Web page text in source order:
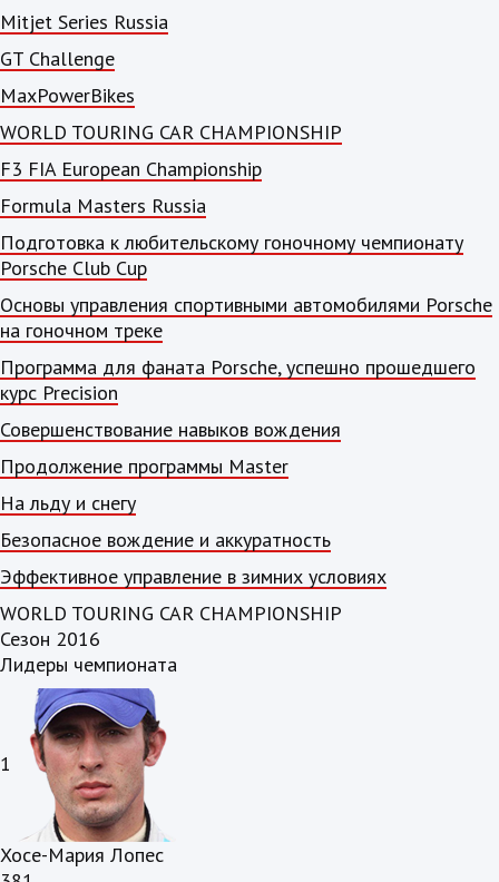
Mitjet Series Russia
GT Challenge
MaxPowerBikes
WORLD TOURING CAR CHAMPIONSHIP
F3 FIA European Championship
Formula Masters Russia
Подготовка к любительскому гоночному чемпионату
Porsche Club Cup
Основы управления спортивными автомобилями Porsche
на гоночном треке
Программа для фаната Porsche, успешно прошедшего
курс Precision
Совершенствование навыков вождения
Продолжение программы Master
На льду и снегу
Безопасное вождение и аккуратность
Эффективное управление в зимних условиях
WORLD TOURING CAR CHAMPIONSHIP
Сезон 2016
Лидеры чемпионата
1
Хосе-Мария Лопес